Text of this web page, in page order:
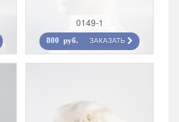
0149-1
800 руб. ЗАКАЗАТЬ